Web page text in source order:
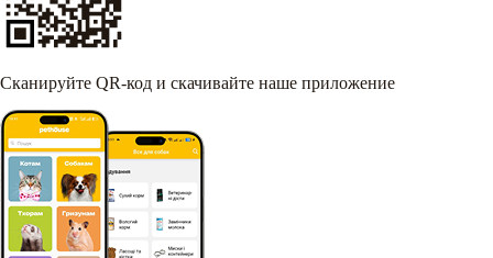
Сканируйте QR-код и скачивайте наше приложение